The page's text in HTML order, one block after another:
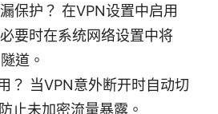
保护？ 在VPN设置中启用
要时在系统网络设置中将
道。
？ 当VPN意外断开时自动切
止未加密流量暴露。